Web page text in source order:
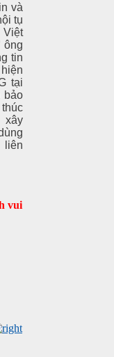
và
tụ
ông
tin
tại
bảo
xây
liên
vui